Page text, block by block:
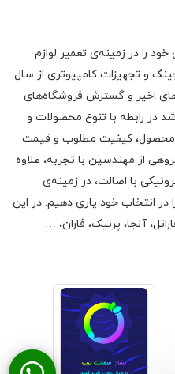
را در زمینه‌‌ی تعمیر لوازم
و تجهیزات کامپیوتری از سال
اخیر و گسترش فروشگاه‌های
در رابطه با تنوع محصولات و
محصول، کیفیت مطلوب و قیمت
از مهندسین با تجربه، علاوه
با اصالت، در زمینه‌ی
در انتخاب خود یاری دهیم. در این
آلجا، پرنیک، فاران، …